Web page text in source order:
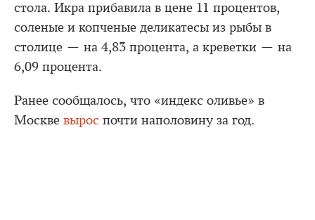
стола. Икра прибавила в цене 11 процентов,
соленые и копченые деликатесы из рыбы в
столице — на 4,83 процента, а креветки — на
6,09 процента.
Ранее сообщалось, что «индекс оливье» в
Москве вырос почти наполовину за год.